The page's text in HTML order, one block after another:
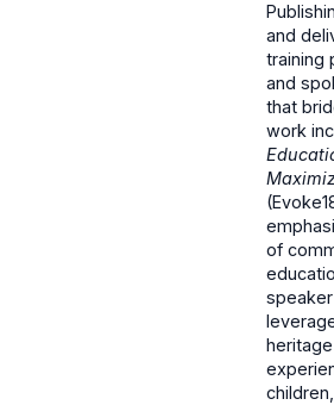
and
training
and
that
work
of